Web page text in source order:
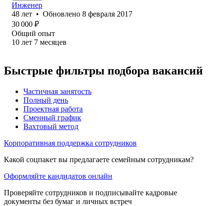
Инженер
48 лет • Обновлено 8 февраля 2017
30 000 ₽
Общий опыт
10 лет 7 месяцев
Быстрые фильтры подбора вакансий
Частичная занятость
Полный день
Проектная работа
Сменный график
Вахтовый метод
Корпоративная поддержка сотрудников
Какой соцпакет вы предлагаете семейным сотрудникам?
Оформляйте кандидатов онлайн
Проверяйте сотрудников и подписывайте кадровые
документы без бумаг и личных встреч